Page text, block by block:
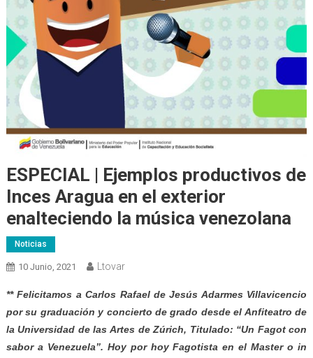
ESPECIAL | Ejemplos productivos de
Inces Aragua en el exterior
enalteciendo la música venezolana
Noticias
10 Junio, 2021 Ltovar
** Felicitamos a Carlos Rafael de Jesús Adarmes Villavicencio
por su graduación y concierto de grado desde el Anfiteatro de
la Universidad de las Artes de Zúrich, Titulado: “Un Fagot con
sabor a Venezuela”. Hoy por hoy Fagotista en el Master o in